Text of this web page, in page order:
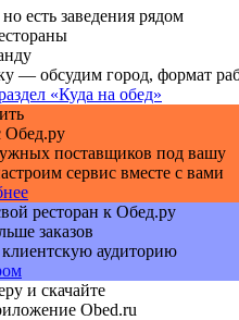
есть заведения рядом
— обсудим город, формат
«Куда на обед»
Обед.ру
поставщиков под вашу
сервис вместе с вами
ресторан к Обед.ру
заказов
аудиторию
и скачайте
Obed.ru